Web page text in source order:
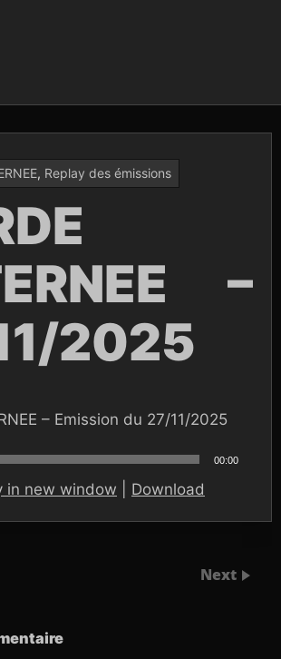
, Replay des émissions
–
2025
– Emission du 27/11/2025
00:00
in new window Download
Next